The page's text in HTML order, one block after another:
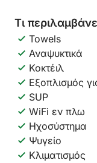
Τι
Towels
Αναψυκτικά
Κοκτέιλ
Εξοπλισμός
SUP
WiFi εν πλω
Ηχοσύστημα
Ψυγείο
Κλιματισμός